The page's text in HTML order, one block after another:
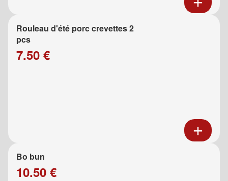
Rouleau d'été porc crevettes 2
pcs
7.50 €
Bo bun
10.50 €